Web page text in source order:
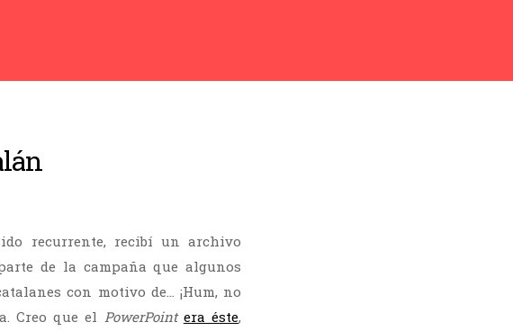
recurrente, recibí un archivo
de la campaña que algunos
con motivo de… ¡Hum, no
Creo que el PowerPoint era éste,